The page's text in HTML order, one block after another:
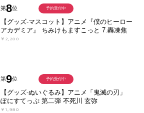
第8位
【グッズ-マスコット】アニメ『僕のヒーロー
アカデミア』 ちみけもますこっと 7.轟凍焦
￥2,200
予約受付中
第9位
【グッズ-ぬいぐるみ】アニメ「鬼滅の刃」
ぽにすてっぷ 第二弾 不死川 玄弥
￥1,980
予約受付中